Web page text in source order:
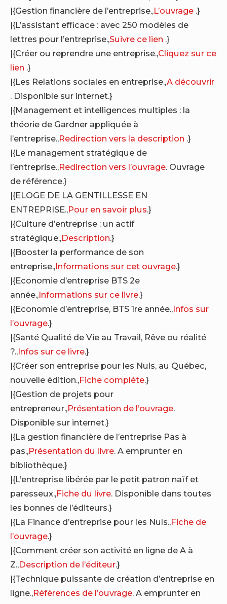
|{Gestion financière de l’entreprise.,L’ouvrage .}
|{L’assistant efficace : avec 250 modèles de
lettres pour l’entreprise.,Suivre ce lien .}
|{Créer ou reprendre une entreprise.,Cliquez sur ce
lien .}
|{Les Relations sociales en entreprise.,A découvrir
. Disponible sur internet.}
|{Management et intelligences multiples : la
théorie de Gardner appliquée à
l’entreprise.,Redirection vers la description .}
|{Le management stratégique de
l’entreprise.,Redirection vers l’ouvrage. Ouvrage
de référence.}
|{ELOGE DE LA GENTILLESSE EN
ENTREPRISE.,Pour en savoir plus.}
|{Culture d’entreprise : un actif
stratégique.,Description.}
|{Booster la performance de son
entreprise.,Informations sur cet ouvrage.}
|{Economie d’entreprise BTS 2e
année.,Informations sur ce livre.}
|{Economie d’entreprise, BTS 1re année.,Infos sur
l’ouvrage.}
|{Santé Qualité de Vie au Travail, Rêve ou réalité
?.,Infos sur ce livre.}
|{Créer son entreprise pour les Nuls, au Québec,
nouvelle édition.,Fiche complète.}
|{Gestion de projets pour
entrepreneur.,Présentation de l’ouvrage.
Disponible sur internet.}
|{La gestion financière de l’entreprise Pas à
pas.,Présentation du livre. A emprunter en
bibliothèque.}
|{L’entreprise libérée par le petit patron naïf et
paresseux.,Fiche du livre. Disponible dans toutes
les bonnes de l’éditeurs.}
|{La Finance d’entreprise pour les Nuls.,Fiche de
l’ouvrage.}
|{Comment créer son activité en ligne de A à
Z.,Description de l’éditeur.}
|{Technique puissante de création d’entreprise en
ligne.,Références de l’ouvrage. A emprunter en